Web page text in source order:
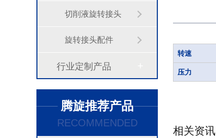
转速
压力
相关资讯
切削液旋转接头
旋转接头配件
行业定制产品
腾旋推荐产品
RECOMMENDED